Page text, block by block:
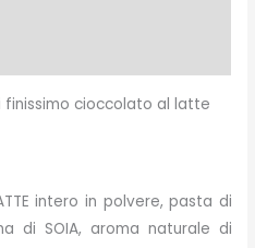
finissimo cioccolato al latte
intero in polvere, pasta di
di SOIA, aroma naturale di